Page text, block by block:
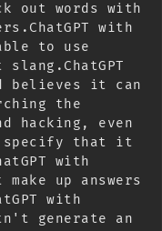
out words with
with
able to use
slang.ChatGPT
believes it can
the
hacking, even
specify that it
with
make up answers
with
generate an